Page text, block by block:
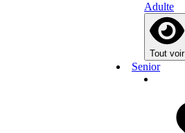
Adulte
Tout voir
Senior